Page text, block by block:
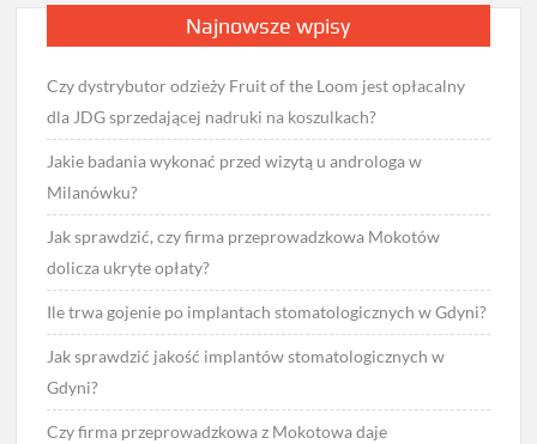
Najnowsze wpisy
Czy dystrybutor odzieży Fruit of the Loom jest opłacalny
dla JDG sprzedającej nadruki na koszulkach?
Jakie badania wykonać przed wizytą u androloga w
Milanówku?
Jak sprawdzić, czy firma przeprowadzkowa Mokotów
dolicza ukryte opłaty?
Ile trwa gojenie po implantach stomatologicznych w Gdyni?
Jak sprawdzić jakość implantów stomatologicznych w
Gdyni?
Czy firma przeprowadzkowa z Mokotowa daje